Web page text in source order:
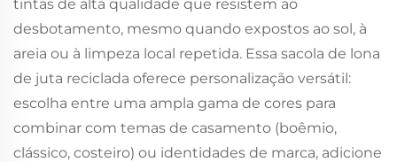
tintas de alta qualidade que resistem ao
desbotamento, mesmo quando expostos ao sol, à
areia ou à limpeza local repetida. Essa sacola de lona
de juta reciclada oferece personalização versátil:
escolha entre uma ampla gama de cores para
combinar com temas de casamento (boêmio,
clássico, costeiro) ou identidades de marca, adicione